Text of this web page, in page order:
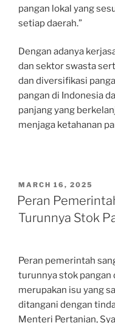
pangan lokal yang
setiap daerah.”
Dengan adanya
dan sektor swasta
dan diversifikasi
pangan di Indonesia
panjang yang
menjaga ketahanan
POSTED
ON
MARCH 16, 2025
Peran
Turunnya Stok
Peran pemerintah
turunnya stok pangan
merupakan isu yang
ditangani dengan
Menteri Pertanian,